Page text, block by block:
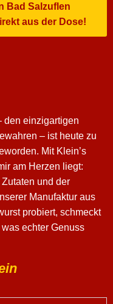
Bad Salzuflen
aus der Dose!
den einzigartigen
– ist heute zu
Mit Klein’s
am Herzen liegt:
und der
Manufaktur aus
probiert, schmeckt
echter Genuss